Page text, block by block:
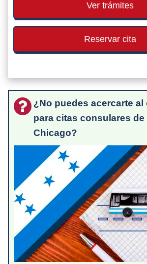
Ver trámites
Reservar cita
¿No puedes acercarte
para citas consulares
Chicago?